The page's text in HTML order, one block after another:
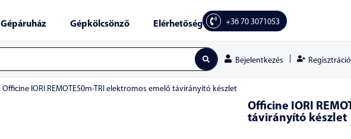
Gépáruház Gépkölcsönző Elérhetőség +36 70 3071053
Bejelentkezés Regisztráció
Officine IORI REMOTE50m-TRI elektromos emelő távirányító készlet
Officine IORI
távirányító készlet